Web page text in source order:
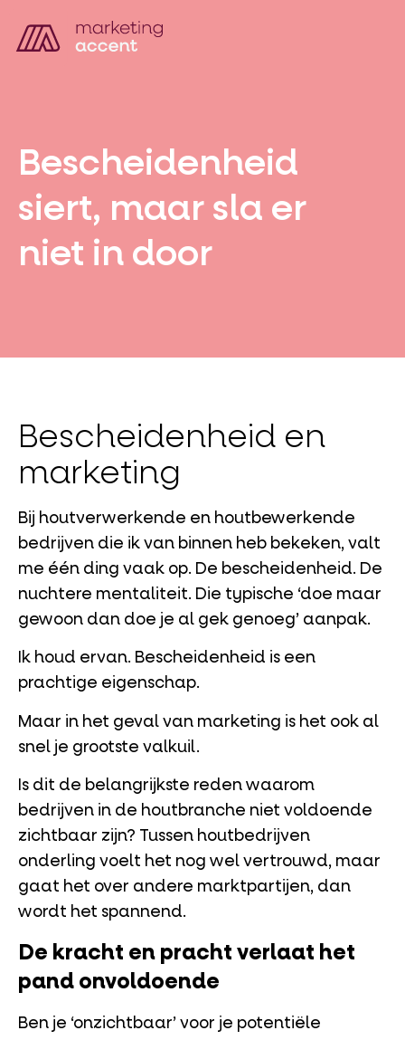
Bescheidenheid
siert, maar sla er
niet in door
Bescheidenheid en
marketing
Bij houtverwerkende en houtbewerkende
bedrijven die ik van binnen heb bekeken, valt
me één ding vaak op. De bescheidenheid. De
nuchtere mentaliteit. Die typische ‘doe maar
gewoon dan doe je al gek genoeg’ aanpak.
Ik houd ervan. Bescheidenheid is een
prachtige eigenschap.
Maar in het geval van marketing is het ook al
snel je grootste valkuil.
Is dit de belangrijkste reden waarom
bedrijven in de houtbranche niet voldoende
zichtbaar zijn? Tussen houtbedrijven
onderling voelt het nog wel vertrouwd, maar
gaat het over andere marktpartijen, dan
wordt het spannend.
De kracht en pracht verlaat het
pand onvoldoende
Ben je ‘onzichtbaar’ voor je potentiële